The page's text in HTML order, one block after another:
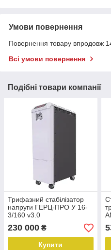
Умови повернення
Повернення товару впродовж
Всі умови повернення
Подібні товари компанії
Трифазний стабілізатор
напруги ГЕРЦ-ПРО У 16-
3/160 v3.0
230 000 ₴
Купити